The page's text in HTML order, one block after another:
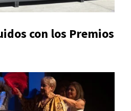
con los Premios